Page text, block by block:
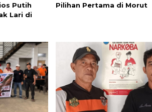
Putih
Lari di
Pilihan Pertama di Morut